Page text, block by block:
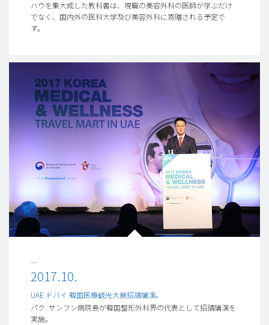
ハウを集大成した教科書は、現職の美容外科の医師が学ぶだけ
でなく、国内外の医科大学及び美容外科に寄贈される予定で
す。
2017.10.
UAE ドバイ 韓国医療観光大展招請講演。
パク·サンフン病院長が韓国整形外科界の代表として招請講演を
実施。